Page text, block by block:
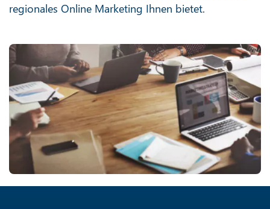
regionales Online Marketing Ihnen bietet.